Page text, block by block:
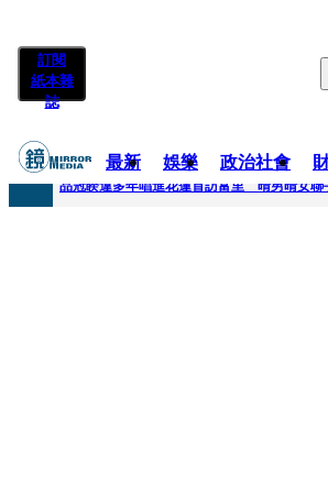
訂閱
紙本雜
誌
最新 娛樂 政治社會
快訊